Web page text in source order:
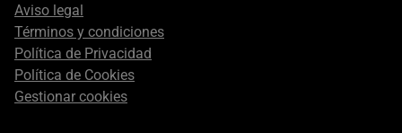
Aviso legal
Términos y condiciones
Política de Privacidad
Política de Cookies
Gestionar cookies